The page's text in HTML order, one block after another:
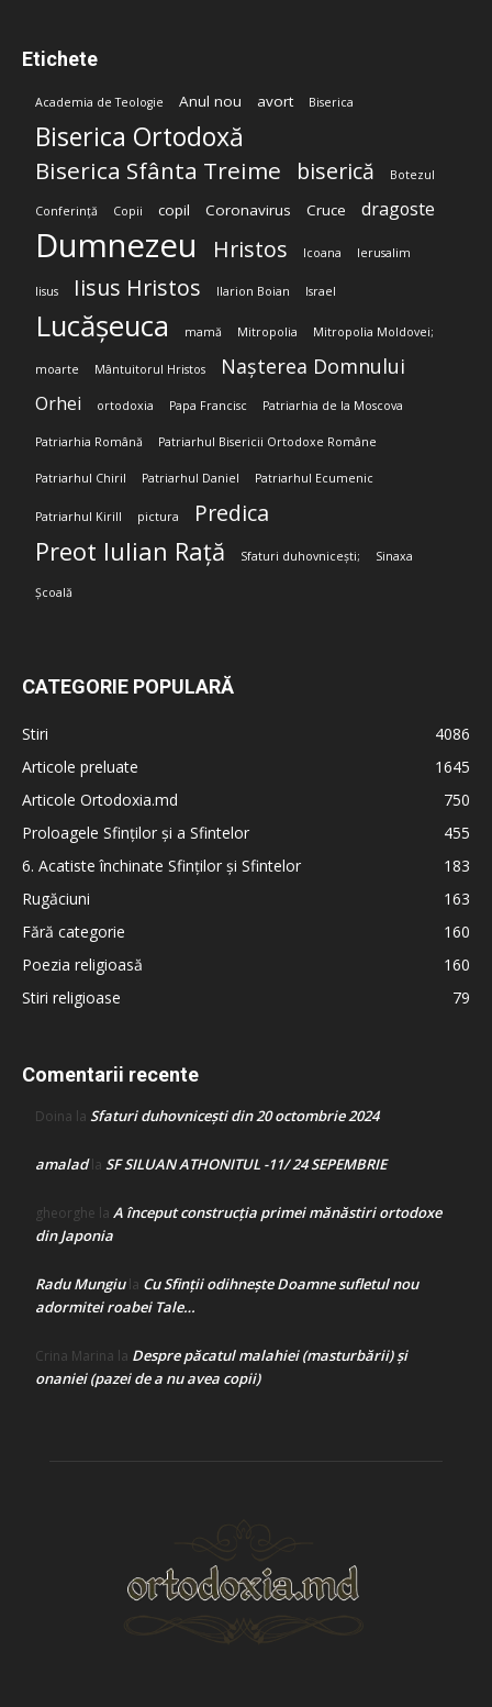
Etichete
Academia de Teologie Anul nou avort Biserica
Biserica Ortodoxă
Biserica Sfânta Treime biserică Botezul
Conferință Copii copil Coronavirus Cruce dragoste
Dumnezeu Hristos Icoana Ierusalim
Iisus Iisus Hristos Ilarion Boian Israel
Lucășeuca mamă Mitropolia Mitropolia Moldovei;
moarte Mântuitorul Hristos Nașterea Domnului
Orhei ortodoxia Papa Francisc Patriarhia de la Moscova
Patriarhia Română Patriarhul Bisericii Ortodoxe Române
Patriarhul Chiril Patriarhul Daniel Patriarhul Ecumenic
Patriarhul Kirill pictura Predica
Preot Iulian Rață Sfaturi duhovnicești; Sinaxa
Școală
CATEGORIE POPULARĂ
Stiri
4086
Articole preluate
1645
Articole Ortodoxia.md
750
Proloagele Sfinților și a Sfintelor
455
6. Acatiste închinate Sfinților și Sfintelor
183
Rugăciuni
163
Fără categorie
160
Poezia religioasă
160
Stiri religioase
79
Comentarii recente
Doina la Sfaturi duhovnicești din 20 octombrie 2024
amaladla SF SILUAN ATHONITUL -11/ 24 SEPEMBRIE
gheorghe la A început construcţia primei mănăstiri ortodoxe
din Japonia
Radu Mungiula Cu Sfinții odihnește Doamne sufletul nou
adormitei roabei Tale…
Crina Marina la Despre păcatul malahiei (masturbării) şi
onaniei (pazei de a nu avea copii)